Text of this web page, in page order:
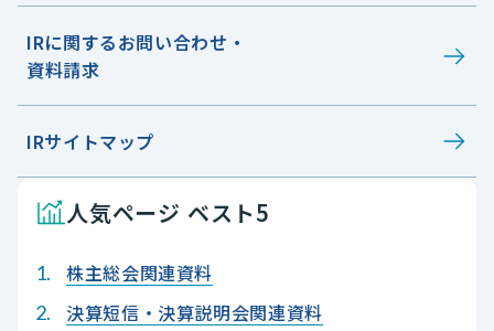
IRに関するお問い合わせ・
資料請求
IRサイトマップ
人気ページ ベスト5
株主総会関連資料
決算短信・決算説明会関連資料